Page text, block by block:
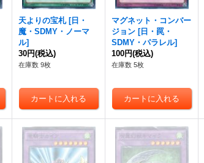
天よりの宝札 [日・
魔・SDMY・ノーマ
ル]
30円(税込)
在庫数 9枚
マグネット・コンバー
ジョン [日・罠・
SDMY・パラレル]
100円(税込)
在庫数 5枚